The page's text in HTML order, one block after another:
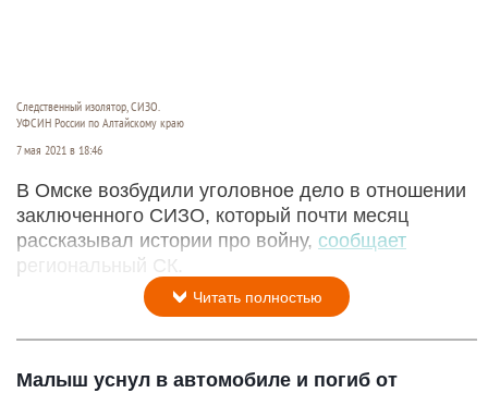
Следственный изолятор, СИЗО.
УФСИН России по Алтайскому краю
7 мая 2021 в 18:46
В Омске возбудили уголовное дело в отношении
заключенного СИЗО, который почти месяц
рассказывал истории про войну, сообщает
региональный СК.
Читать полностью
Малыш уснул в автомобиле и погиб от